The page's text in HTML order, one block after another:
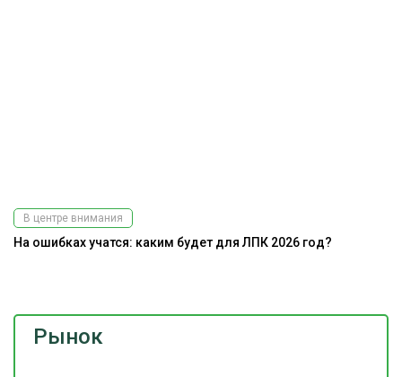
Рынок
В центре внимания
На ошибках учатся: каким будет для ЛПК 2026 год?